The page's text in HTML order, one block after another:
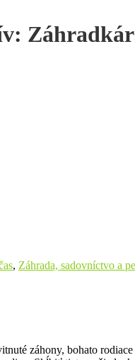
, Záhrada, sadovníctvo a
záhony, bohato